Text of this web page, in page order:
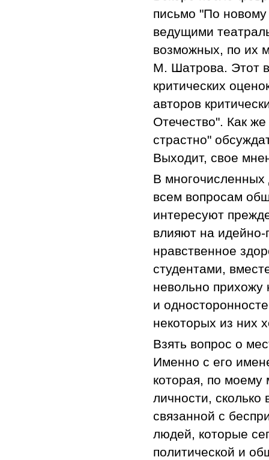
письмо "По
ведущими
возможных, по их
М. Шатрова. Этот
критических
авторов
Отечество". Как
страстно"
Выходит, свое
В многочисленных
всем вопросам
интересуют
влияют на
нравственное
студентами,
невольно прихожу
и
некоторых из них
Взять вопрос о
Именно с его
которая, по моему
личности,
связанной с
людей, которые
политической и